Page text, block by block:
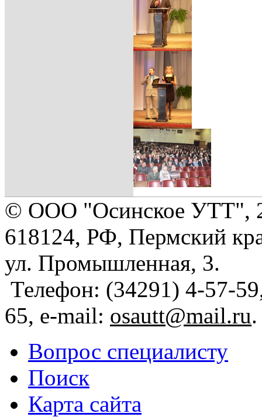
© ООО "Осинское УТТ",
618124, РФ, Пермский
ул. Промышленная, 3.
Телефон: (34291) 4-57-
65, e-mail: osautt@mail.ru.
Вопрос специалисту
Поиск
Карта сайта